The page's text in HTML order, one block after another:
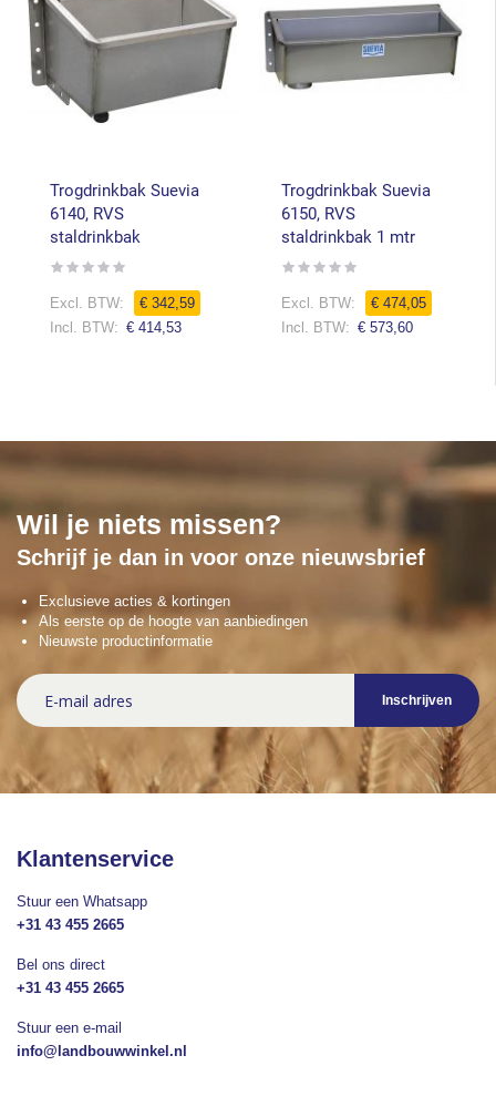
Trogdrinkbak Suevia
6140, RVS
staldrinkbak
Rating:
€ 342,59
Speciale
€ 414,53
Trogdrinkbak Suevia
6150, RVS
staldrinkbak 1 mtr
Rating:
€ 474,05
Speciale
€ 573,60
Wil je niets missen?
Schrijf je dan in voor onze nieuwsbrief
Exclusieve acties & kortingen
Als eerste op de hoogte van aanbiedingen
Nieuwste productinformatie
Abonneer
u
op
Inschrijven
Klantenservice
Stuur een Whatsapp
+31 43 455 2665
Bel ons direct
+31 43 455 2665
Stuur een e-mail
info@landbouwwinkel.nl